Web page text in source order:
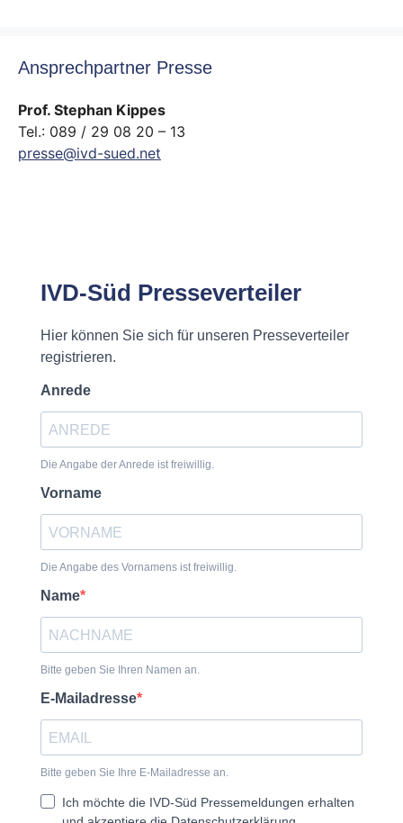
Ansprechpartner Presse
Prof. Stephan Kippes
Tel.: 089 / 29 08 20 – 13
presse@ivd-sued.net